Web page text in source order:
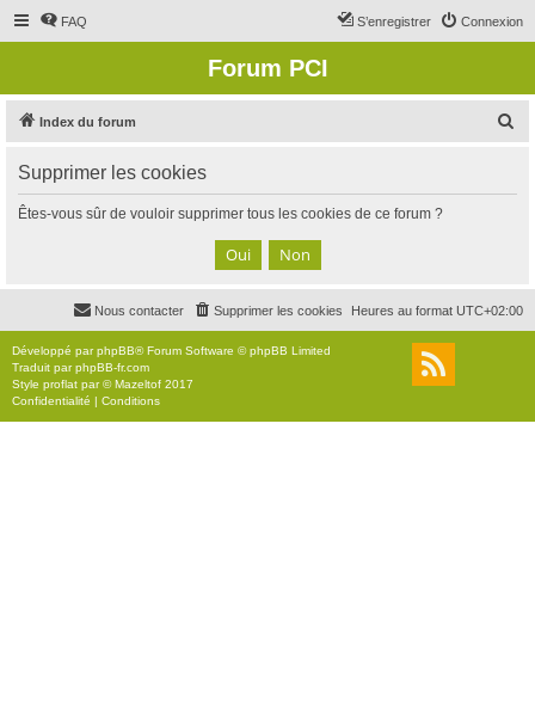
FAQ Connexion
S’enregistrer
Forum PCI
Index du forum
c
Supprimer les cookies
Êtes-vous sûr de vouloir supprimer tous les cookies de ce forum ?
Heures au format UTC+02:00
Supprimer les cookies
Nous contacter
Développé parphpBB® Forum Software © phpBB Limited
Traduit parphpBB-fr.com
Style proflat par ©Mazeltof 2017
Confidentialité | Conditions